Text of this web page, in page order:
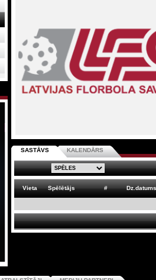
SASTĀVS KALENDĀRS
Vieta Spēlētājs # Dz.datums